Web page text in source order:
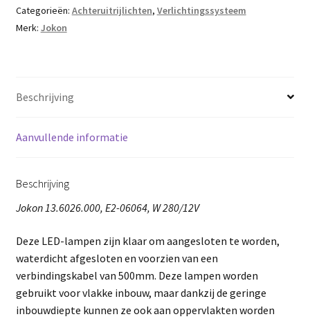
Categorieën: Achteruitrijlichten, Verlichtingssysteem
Merk: Jokon
Beschrijving
Aanvullende informatie
Beschrijving
Jokon 13.6026.000, E2-06064, W 280/12V
Deze LED-lampen zijn klaar om aangesloten te worden,
waterdicht afgesloten en voorzien van een
verbindingskabel van 500mm. Deze lampen worden
gebruikt voor vlakke inbouw, maar dankzij de geringe
inbouwdiepte kunnen ze ook aan oppervlakten worden